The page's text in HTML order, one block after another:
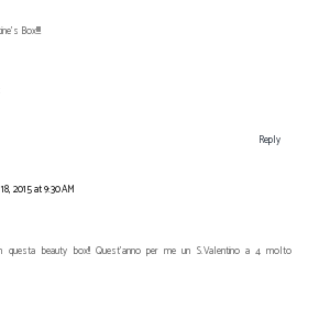
Box!!!!
Reply
2015 at 9:30 AM
questa beauty box!! Quest'anno per me un S.Valentino a 4 molto